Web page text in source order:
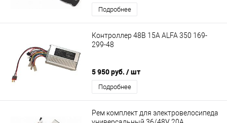
Подробнее
Контроллер 48В 15А ALFA 350 169-
299-48
5 950 руб. / шт
Подробнее
Рем комплект для электровелосипеда